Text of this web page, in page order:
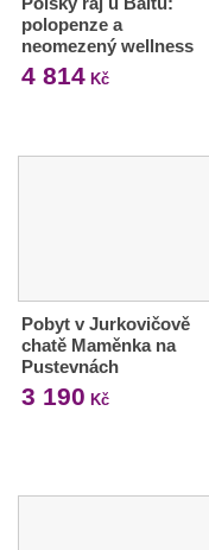
polopenze a
neomezený wellness
4 814 Kč
Pobyt v Jurkovičově
chatě Maměnka na
Pustevnách
3 190 Kč